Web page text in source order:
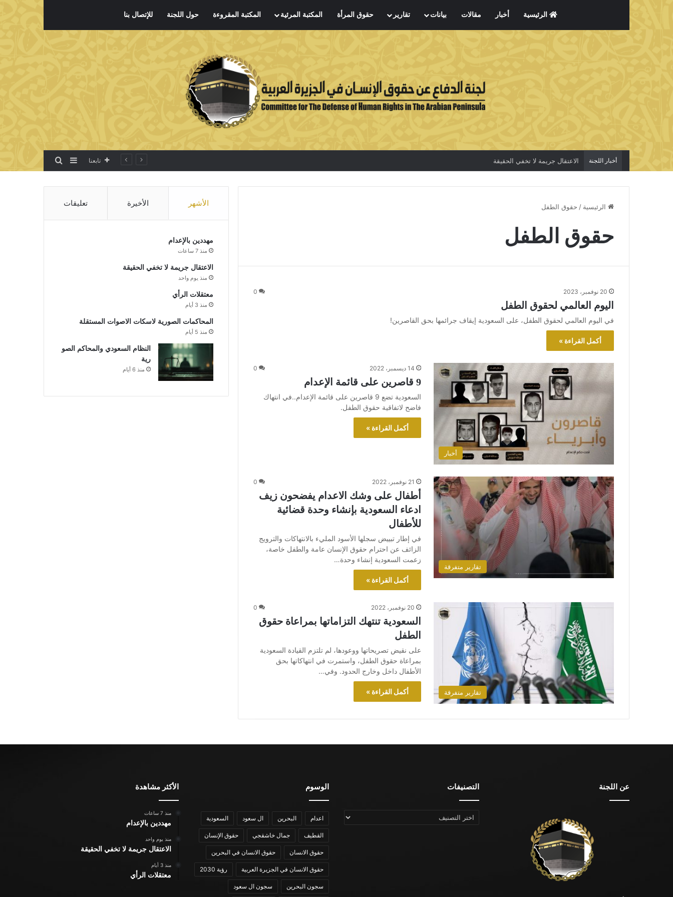
الرئيسية أخبار مقالات بيانات تقارير حقوق المرأة المكتبة المرئية المكتبة المقروءة حول اللجنة للإتصال بنا
أخبار اللجنة الاعتقال جريمة لا تخفي الحقيقة تابعنا إضافة عمود جانبي
بحث عن
الرئيسية / حقوق الطفل
حقوق الطفل
20 نوفمبر، 2023 0
اليوم العالمي لحقوق الطفل
في اليوم العالمي لحقوق الطفل، على السعودية إيقاف جرائمها بحق القاصرين!
أكمل القراءة »
أخبار
14 ديسمبر، 2022 0
9 قاصرين على قائمة الإعدام
السعودية تضع 9 قاصرين على قائمة الإعدام..في انتهاك
فاضح لاتفاقية حقوق الطفل.
أكمل القراءة »
تقارير متفرقة
21 نوفمبر، 2022 0
أطفال على وشك الاعدام يفضحون زيف
ادعاء السعودية بإنشاء وحدة قضائية
للأطفال
في إطار تبييض سجلها الأسود المليء بالانتهاكات والترويج
الزائف عن احترام حقوق الإنسان عامة والطفل خاصة،
زعمت السعودية إنشاء وحدة…
أكمل القراءة »
تقارير متفرقة
20 نوفمبر، 2022 0
السعودية تنتهك التزاماتها بمراعاة حقوق
الطفل
على نقيض تصريحاتها ووعودها، لم تلتزم القيادة السعودية
بمراعاة حقوق الطفل، واستمرت في انتهاكاتها بحق
الأطفال داخل وخارج الحدود. وفي…
أكمل القراءة »
الأشهر الأخيرة تعليقات
مهددين بالإعدام
منذ 7 ساعات
الاعتقال جريمة لا تخفي الحقيقة
منذ يوم واحد
معتقلات الرأي
منذ 3 أيام
المحاكمات الصورية لاسكات الاصوات المستقلة
منذ 5 أيام
النظام السعودي والمحاكم الصو
رية
منذ 6 أيام
عن اللجنة التصنيفات
التصنيفات
الوسوم
اعدام البحرين ال سعود السعودية
القطيف جمال خاشقجي حقوق الإنسان
حقوق الانسان حقوق الانسان في البحرين
حقوق الانسان في الجزيرة العربية رؤية 2030
سجون البحرين سجون ال سعود
الأكثر مشاهدة
منذ 7 ساعات
مهددين بالإعدام
منذ يوم واحد
الاعتقال جريمة لا تخفي الحقيقة
منذ 3 أيام
معتقلات الرأي